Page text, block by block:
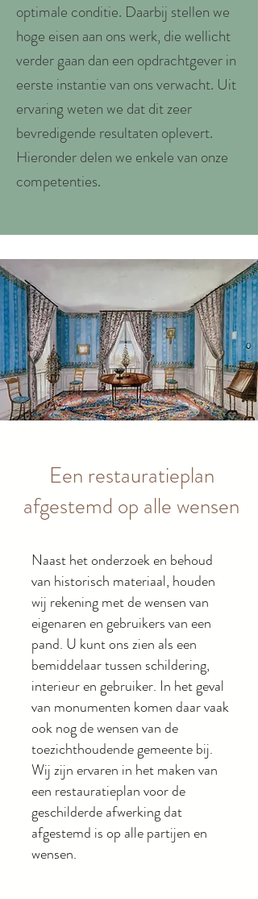
optimale conditie. Daarbij stellen we
hoge eisen aan ons werk, die wellicht
verder gaan dan een opdrachtgever in
eerste instantie van ons verwacht. Uit
ervaring weten we dat dit zeer
bevredigende resultaten oplevert.
Hieronder delen we enkele van onze
competenties.
Een restauratieplan
afgestemd op alle wensen
Naast het onderzoek en behoud
van historisch materiaal, houden
wij rekening met de wensen van
eigenaren en gebruikers van een
pand. U kunt ons zien als een
bemiddelaar tussen schildering,
interieur en gebruiker. In het geval
van monumenten komen daar vaak
ook nog de wensen van de
toezichthoudende gemeente bij.
Wij zijn ervaren in het maken van
een restauratieplan voor de
geschilderde afwerking dat
afgestemd is op alle partijen en
wensen.